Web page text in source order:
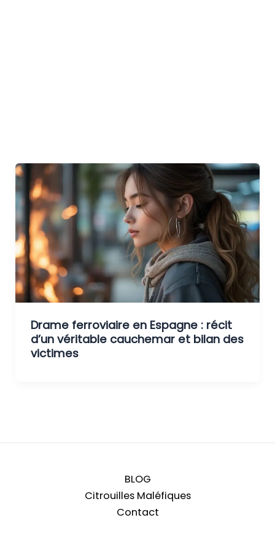
Drame ferroviaire en Espagne : récit
d’un véritable cauchemar et bilan des
victimes
BLOG
Citrouilles Maléfiques
Contact